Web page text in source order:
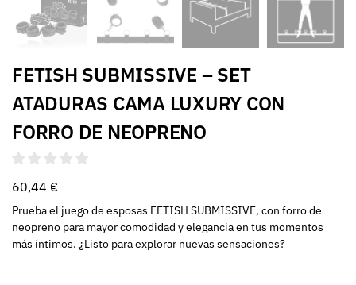
FETISH SUBMISSIVE – SET
ATADURAS CAMA LUXURY CON
FORRO DE NEOPRENO
60,44 €
Prueba el juego de esposas FETISH SUBMISSIVE, con forro de
neopreno para mayor comodidad y elegancia en tus momentos
más íntimos. ¿Listo para explorar nuevas sensaciones?